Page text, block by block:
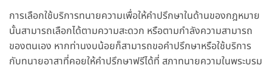
การเลือกใช้บริการทนายความเพื่อให้คำปรึกษาในด้านของกฎหมาย
นั้นสามารถเลือกได้ตามความสะดวก หรือตามกำลังความสามารถ
ของตนเอง หากท่านงบน้อยก็สามารถขอคำปรึกษาหรือใช้บริการ
กับทนายอาสาที่คอยให้คำปรึกษาฟรีได้ที่ สภาทนายความในพระบรม